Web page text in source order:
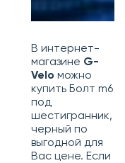
В интернет-
магазине G-
Velo можно
купить Болт m6
под
шестигранник,
черный по
выгодной для
Вас цене. Если